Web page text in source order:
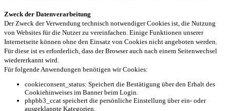
Zweck der Datenverarbeitung
Der Zweck der Verwendung technisch notwendiger Cookies ist, die Nutzung
von Websites für die Nutzer zu vereinfachen. Einige Funktionen unserer
Internetseite können ohne den Einsatz von Cookies nicht angeboten werden.
Für diese ist es erforderlich, dass der Browser auch nach einem Seitenwechsel
wiedererkannt wird.
Für folgende Anwendungen benötigen wir Cookies:
cookieconsent_status: Speichert die Bestätigung über den Erhalt des
Cookiehinweises im Banner beim Login.
phpbb3_ccat speichert die persönliche Einstellung über ein- oder
ausgeklappte Kategorien.